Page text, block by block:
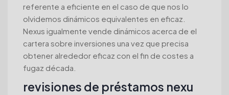
referente a eficiente en el caso de que nos lo
olvidemos dinámicos equivalentes en eficaz.
Nexus igualmente vende dinámicos acerca de el
cartera sobre inversiones una vez que precisa
obtener alrededor eficaz con el fin de costes a
fugaz década.
revisiones de préstamos nexu